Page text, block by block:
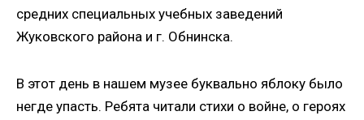
средних специальных учебных заведений
Жуковского района и г. Обнинска.
В этот день в нашем музее буквально яблоку было
негде упасть. Ребята читали стихи о войне, о героях